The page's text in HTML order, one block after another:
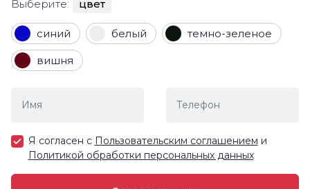
Выберите: цвет
синий белый темно-зеленое
вишня
Я согласен с Пользовательским соглашением и
Политикой обработки персональных данных